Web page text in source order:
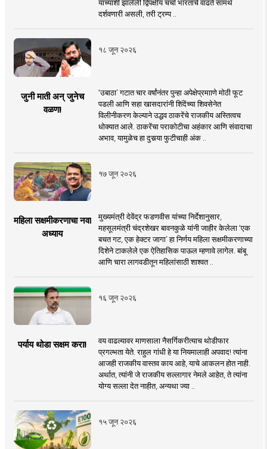
यांच्याशी झालेली द्विपक्षीय चर्चा भारताचे वाढते सामर्थ
दर्शवणारी असली, तरी ट्रम्प ..
१८ जून २०२६
जुनी माती अन् जुनेच
वळण!
‘उबाठा’ गटात चार वर्षांनंतर पुन्हा अपेक्षेप्रमााणे मोठी फूट
पडली आणि सहा खासदारांनी शिंदेंच्या शिवसेनेत
विलीनीकरण केल्याने उद्धव ठाकरेंचे राजकीय अस्तित्वच
धोक्यात आले. ठाकरेंचा पराकोटीचा अहंकार आणि संवादाचा
अभाव, यामुळेच हा दुसर्‍या फुटीचाही अंक ..
१७ जून २०२६
महिला सक्षमीकरणाचा नवा
अध्याय
मुख्यमंत्री देवेंद्र फडणवीस यांच्या निर्देशानुसार,
महसूलमंत्री चंद्रशेखर बावनकुळे यांनी जाहीर केलेला ‘एक
बचत गट, एक हेक्टर जागा’ हा निर्णय महिला सक्षमीकरणाच्या
दिशेने टाकलेले एक ऐतिहासिक पाऊल म्हणावे लागेल. बांबू
आणि चारा लागवडीतून महिलांसाठी शाश्वत ..
१६ जून २०२६
पर्याय थोडा सक्षम करा!
वय वाढल्यावर माणसाला नैसर्गिकरीत्याच थोडीफार
प्रगल्भता येते. राहुल गांधी हे या नियमालाही अपवाद! त्यांना
आजही राजकीय वास्तव काय आहे, याचे आकलन होत नाही.
अर्थात, त्यांनी जे राजकीय सल्लागार नेमले आहेत, ते त्यांना
योग्य सल्ला देत नाहीत, अन्यथा ज्या ..
१५ जून २०२६